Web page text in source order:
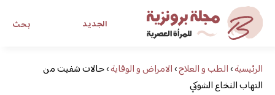
بحث الجديد
مجلة برونزية للفتاة العصريةالرئيسية›الطب و العلاج›الامراض و الوقاية›حالات شفيت من
التهاب النخاع الشوكي